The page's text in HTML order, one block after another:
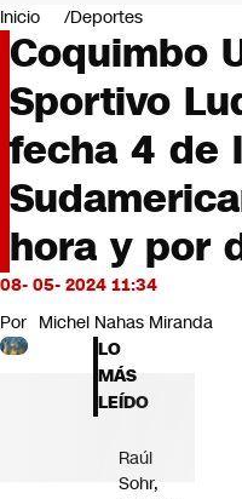
Negocios
Deportes
Programas completos
Cultura
Servicios
Bits
CNN tiempo
Opinión
Inicio Deportes
Coquimbo
Sportivo
fecha 4 de
hora y por
08- 05- 2024 11:34
Por Michel Nahas Miranda
LO
MÁS
LEÍDO
Raúl
Sohr,